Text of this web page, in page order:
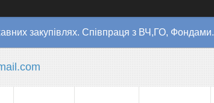
закупівлях. Співпраця з ВЧ,ГО, Фондами.